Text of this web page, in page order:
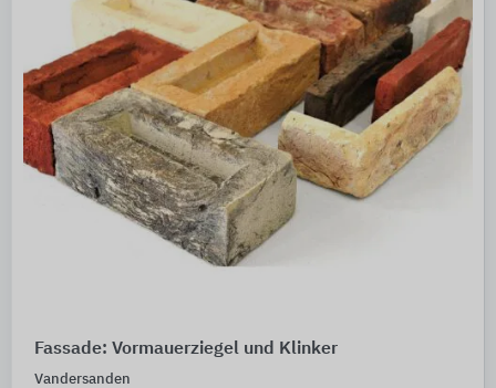
Fassade: Vormauerziegel und Klinker
Vandersanden